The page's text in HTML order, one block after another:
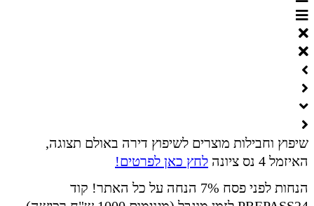
שיפוץ וחבילות מוצרים לשיפוץ דירה באולם תצוגה,
האיזמל 4 נס ציונה
לחץ כאן לפרטים!
הנחות לפני פסח 7% הנחה על כל האתר! קוד